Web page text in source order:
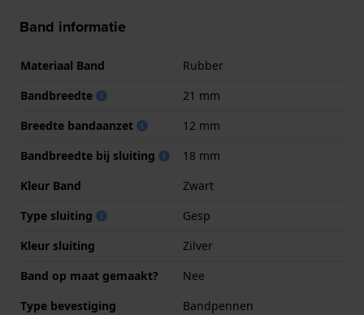
Band informatie
Materiaal Band
Rubber
Bandbreedte
21 mm
Breedte bandaanzet
12 mm
Bandbreedte bij sluiting
18 mm
Kleur Band
Zwart
Type sluiting
Gesp
Kleur sluiting
Zilver
Band op maat gemaakt?
Nee
Type bevestiging
Bandpennen